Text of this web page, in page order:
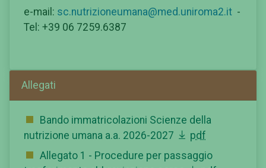
e-mail: sc.nutrizioneumana@med.uniroma2.it -
Tel: +39 06 7259.6387
Allegati
Bando immatricolazioni Scienze della
nutrizione umana a.a. 2026-2027
pdf
Allegato 1 - Procedure per passaggio